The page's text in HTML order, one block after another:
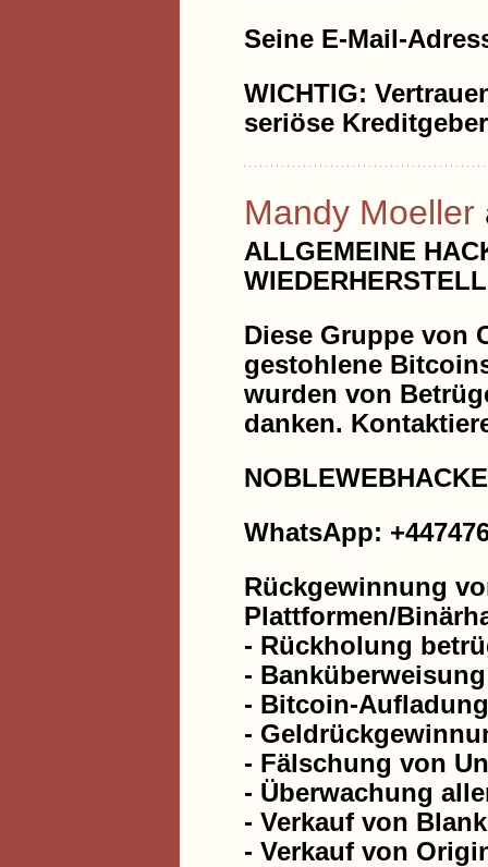
Seine E-Mail-
WICHTIG:
seriöse
Mandy Moeller
ALLGEMEINE
Diese Gruppe von
gestohlene
wurden von
danken.
WhatsApp:
Rückgewinnung
Plattformen/
- Rückholung
- Banküberweisung
- Bitcoin-Aufladung
-
- Fälschung von
- Überwachung
- Verkauf von
- Verkauf von